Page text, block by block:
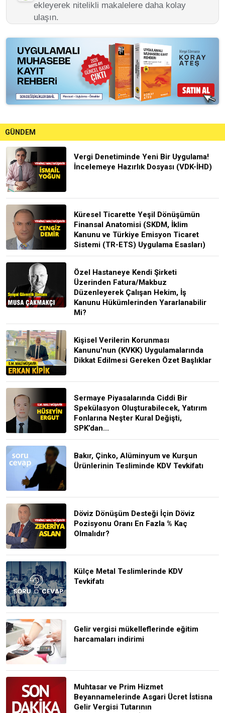
ekleyerek nitelikli makalelere daha kolay
ulaşın.
GÜNDEM
Vergi Denetiminde Yeni Bir Uygulama!
İncelemeye Hazırlık Dosyası (VDK-İHD)
Küresel Ticarette Yeşil Dönüşümün
Finansal Anatomisi (SKDM, İklim
Kanunu ve Türkiye Emisyon Ticaret
Sistemi (TR-ETS) Uygulama Esasları)
Özel Hastaneye Kendi Şirketi
Üzerinden Fatura/Makbuz
Düzenleyerek Çalışan Hekim, İş
Kanunu Hükümlerinden Yararlanabilir
Mi?
Kişisel Verilerin Korunması
Kanunu'nun (KVKK) Uygulamalarında
Dikkat Edilmesi Gereken Özet Başlıklar
Sermaye Piyasalarında Ciddi Bir
Spekülasyon Oluşturabilecek, Yatırım
Fonlarına Neşter Kural Değişti,
SPK’dan...
Bakır, Çinko, Alüminyum ve Kurşun
Ürünlerinin Tesliminde KDV Tevkifatı
Döviz Dönüşüm Desteği İçin Döviz
Pozisyonu Oranı En Fazla % Kaç
Olmalıdır?
Külçe Metal Teslimlerinde KDV
Tevkifatı
Gelir vergisi mükelleflerinde eğitim
harcamaları indirimi
Muhtasar ve Prim Hizmet
Beyannamelerinde Asgari Ücret İstisna
Gelir Vergisi Tutarının